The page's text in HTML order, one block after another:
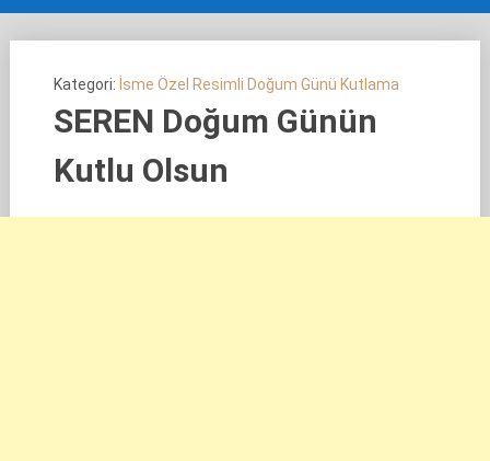
Kategori: İsme Özel Resimli Doğum Günü Kutlama
SEREN Doğum Günün
Kutlu Olsun